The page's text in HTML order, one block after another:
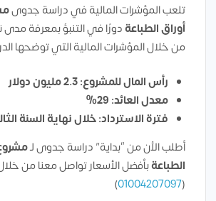
تلعب المؤشرات المالية في دراسة جدوى
أوراق الطباعة دورًا في التنبؤ بمعرفة
من خلال المؤشرات المالية التي توضحها
رأس المال للمشروع: 2.3 مليون دولار
معدل العائد: 29%
فترة الاسترداد: خلال نهاية السنة
أطلب الأن من “بداية” دراسة جدوى لـ
الطباعةبأفضل الأسعار تواصل معنا من
(
01004207097
)